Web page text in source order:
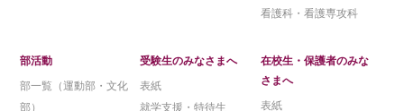
看護科・看護専攻科
部活動
部一覧（運動部・文化
部）
受験生のみなさまへ
表紙
就学支援・特待生
在校生・保護者のみな
さまへ
表紙